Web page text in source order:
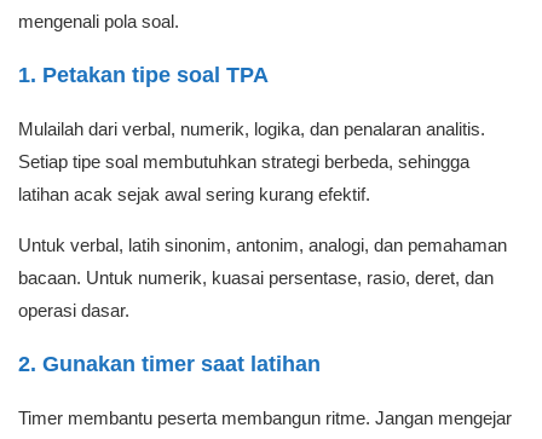
mengenali pola soal.
1. Petakan tipe soal TPA
Mulailah dari verbal, numerik, logika, dan penalaran analitis.
Setiap tipe soal membutuhkan strategi berbeda, sehingga
latihan acak sejak awal sering kurang efektif.
Untuk verbal, latih sinonim, antonim, analogi, dan pemahaman
bacaan. Untuk numerik, kuasai persentase, rasio, deret, dan
operasi dasar.
2. Gunakan timer saat latihan
Timer membantu peserta membangun ritme. Jangan mengejar